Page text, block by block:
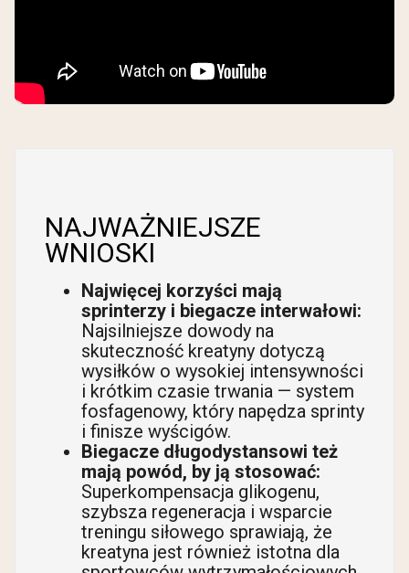
NAJWAŻNIEJSZE
WNIOSKI
Najwięcej korzyści mają
sprinterzy i biegacze interwałowi:
Najsilniejsze dowody na
skuteczność kreatyny dotyczą
wysiłków o wysokiej intensywności
i krótkim czasie trwania — system
fosfagenowy, który napędza sprinty
i finisze wyścigów.
Biegacze długodystansowi też
mają powód, by ją stosować:
Superkompensacja glikogenu,
szybsza regeneracja i wsparcie
treningu siłowego sprawiają, że
kreatyna jest również istotna dla